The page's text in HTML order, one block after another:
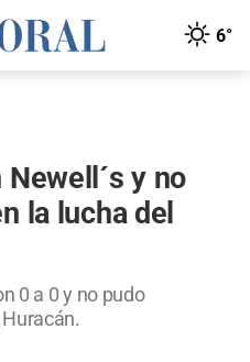
6°
y no
la lucha del
0 a 0 y no pudo